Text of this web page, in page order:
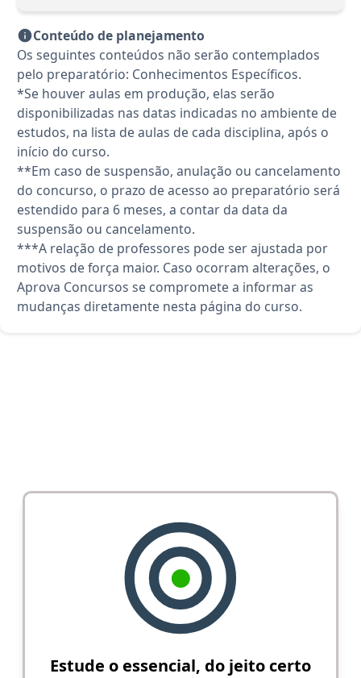
Conteúdo de planejamento
Os seguintes conteúdos não serão contemplados
pelo preparatório: Conhecimentos Específicos.
*Se houver aulas em produção, elas serão
disponibilizadas nas datas indicadas no ambiente de
estudos, na lista de aulas de cada disciplina, após o
início do curso.
**Em caso de suspensão, anulação ou cancelamento
do concurso, o prazo de acesso ao preparatório será
estendido para 6 meses, a contar da data da
suspensão ou cancelamento.
***A relação de professores pode ser ajustada por
motivos de força maior. Caso ocorram alterações, o
Aprova Concursos se compromete a informar as
mudanças diretamente nesta página do curso.
Estude o essencial, do jeito certo